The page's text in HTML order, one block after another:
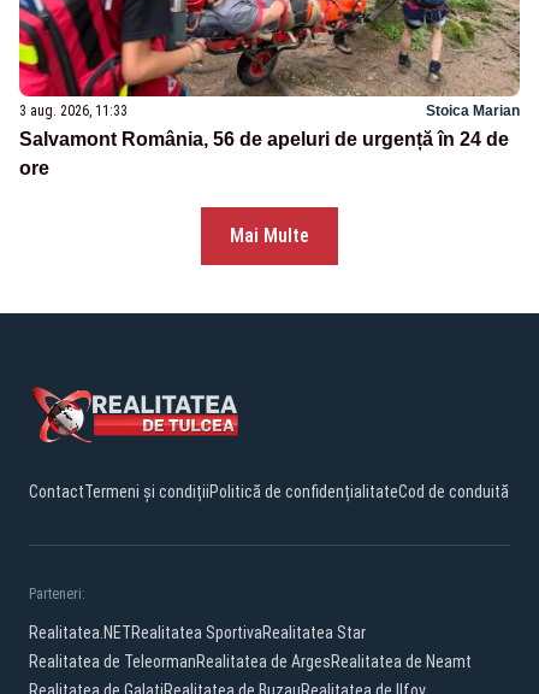
3 aug. 2026, 11:33 Stoica Marian
Salvamont România, 56 de apeluri de urgență în 24 de
ore
Mai Multe
ContactTermeni și condițiiPolitică de confidențialitateCod de conduită
Parteneri:
Realitatea.NETRealitatea SportivaRealitatea Star
Realitatea de TeleormanRealitatea de ArgesRealitatea de Neamt
Realitatea de GalatiRealitatea de BuzauRealitatea de Ilfov